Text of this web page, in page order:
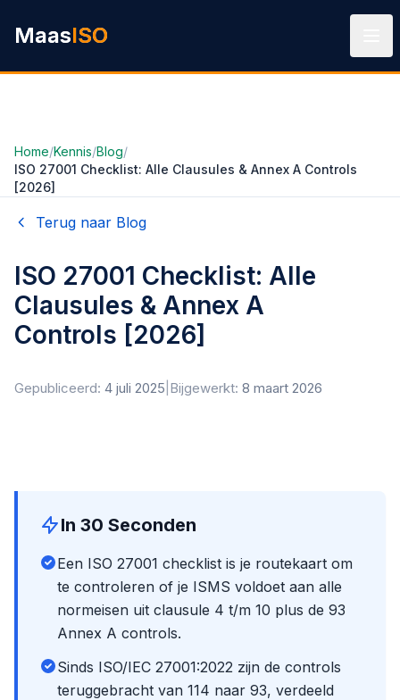
MaasISO
Home/Kennis/Blog/
ISO 27001 Checklist: Alle Clausules & Annex A Controls
[2026]
Terug naar Blog
ISO 27001 Checklist: Alle
Clausules & Annex A
Controls [2026]
Gepubliceerd: 4 juli 2025 Bijgewerkt: 8 maart 2026
In 30 Seconden
Een ISO 27001 checklist is je routekaart om
te controleren of je ISMS voldoet aan alle
normeisen uit clausule 4 t/m 10 plus de 93
Annex A controls.
Sinds ISO/IEC 27001:2022 zijn de controls
teruggebracht van 114 naar 93, verdeeld